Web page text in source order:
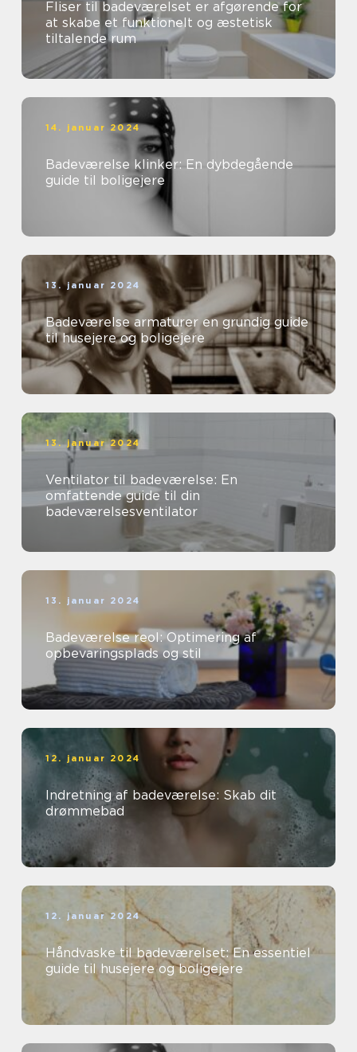
Fliser til badeværelset er afgørende for
at skabe et funktionelt og æstetisk
tiltalende rum
14. januar 2024
Badeværelse klinker: En dybdegående
guide til boligejere
13. januar 2024
Badeværelse armaturer en grundig guide
til husejere og boligejere
13. januar 2024
Ventilator til badeværelse: En
omfattende guide til din
badeværelsesventilator
13. januar 2024
Badeværelse reol: Optimering af
opbevaringsplads og stil
12. januar 2024
Indretning af badeværelse: Skab dit
drømmebad
12. januar 2024
Håndvaske til badeværelset: En essentiel
guide til husejere og boligejere